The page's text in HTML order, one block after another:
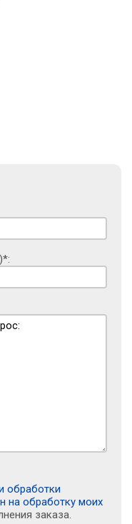
обработки
на обработку моих
заказа.